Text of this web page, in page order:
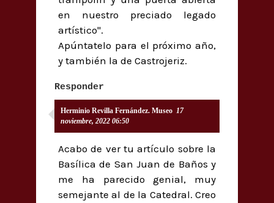
en nuestro preciado legado
artístico".
Apúntatelo para el próximo año,
y también la de Castrojeriz.
Responder
Herminio Revilla Fernández. Museo 17
noviembre, 2022 06:50
Acabo de ver tu artículo sobre la
Basílica de San Juan de Baños y
me ha parecido genial, muy
semejante al de la Catedral. Creo